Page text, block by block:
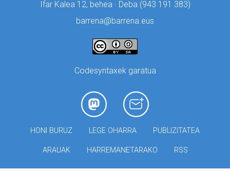
Ifar Kalea 12, behea · Deba (943 191 383)
barrena@barrena.eus
Codesyntaxek garatua
HONI BURUZ LEGE OHARRA PUBLIZITATEA
ARAUAK HARREMANETARAKO RSS